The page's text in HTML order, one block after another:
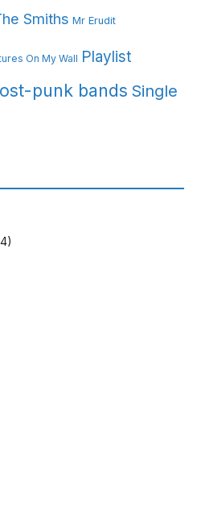
Smiths Mr Erudit
On My Wall Playlist
punk bands Single